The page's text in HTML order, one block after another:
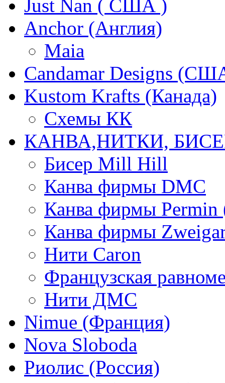
Just Nan ( США )
Anchor (Англия)
Maia
Candamar Designs
Kustom Krafts (Канада)
Схемы КК
КАНВА,НИТКИ,
Бисер Mill Hill
Канва фирмы DMC
Канва фирмы Permin
Канва фирмы
Нити Caron
Французская
Нити ДМС
Nimue (Франция)
Nova Sloboda
Риолис (Россия)